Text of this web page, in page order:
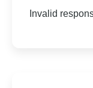
Invalid